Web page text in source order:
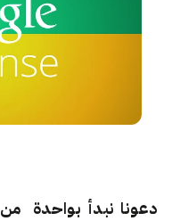
دعونا نبدأ بواحدة